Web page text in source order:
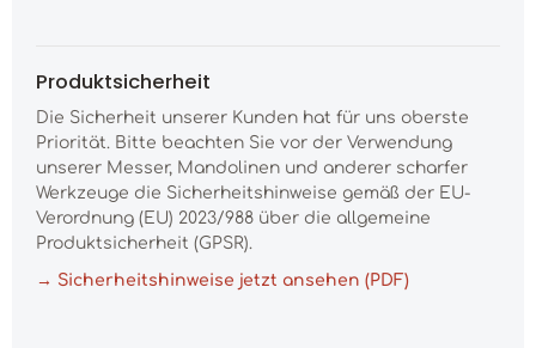
Produktsicherheit
Die Sicherheit unserer Kunden hat für uns oberste
Priorität. Bitte beachten Sie vor der Verwendung
unserer Messer, Mandolinen und anderer scharfer
Werkzeuge die Sicherheitshinweise gemäß der EU-
Verordnung (EU) 2023/988 über die allgemeine
Produktsicherheit (GPSR).
→ Sicherheitshinweise jetzt ansehen (PDF)